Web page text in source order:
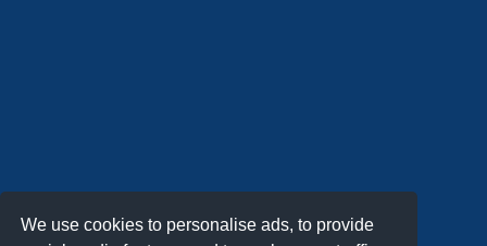
We use cookies to personalise ads, to provide